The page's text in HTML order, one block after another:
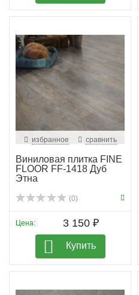
избранное сравнить
Виниловая плитка FINE
FLOOR FF-1418 Дуб
Этна
(0)
Цена: 3 150 ₽
Купить